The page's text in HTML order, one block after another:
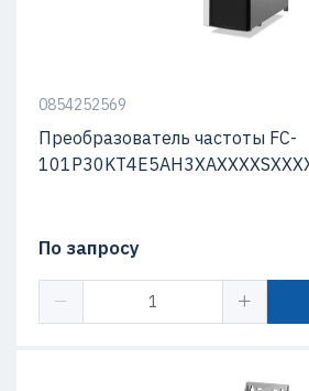
0854252569
Преобразователь частоты FC-
По запросу